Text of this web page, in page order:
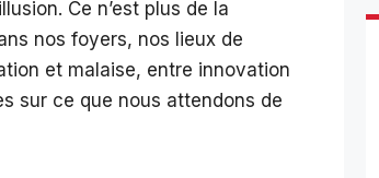
Ce n’est plus de la
nos foyers, nos lieux de
et malaise, entre innovation
sur ce que nous attendons de